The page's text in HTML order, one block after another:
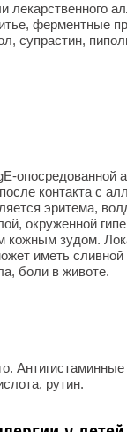
лекарственного
ферментные
супрастин,
опосредованной
контакта с
эритема,
окруженной
зудом.
иметь
боли в животе.
рутин.